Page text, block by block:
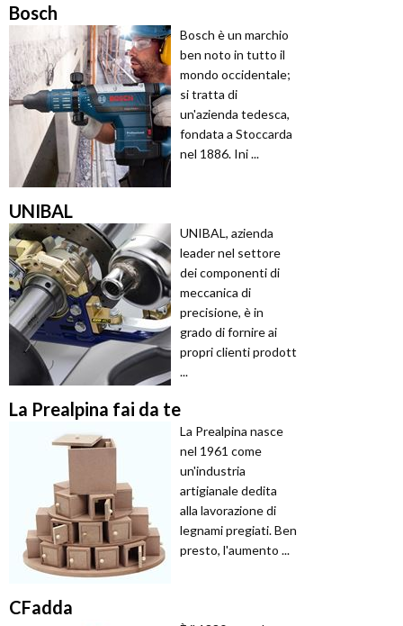
Bosch
Bosch è un marchio
ben noto in tutto il
mondo occidentale;
si tratta di
un'azienda tedesca,
fondata a Stoccarda
nel 1886. Ini ...
UNIBAL
UNIBAL, azienda
leader nel settore
dei componenti di
meccanica di
precisione, è in
grado di fornire ai
propri clienti prodott
...
La Prealpina fai da te
La Prealpina nasce
nel 1961 come
un'industria
artigianale dedita
alla lavorazione di
legnami pregiati. Ben
presto, l'aumento ...
CFadda